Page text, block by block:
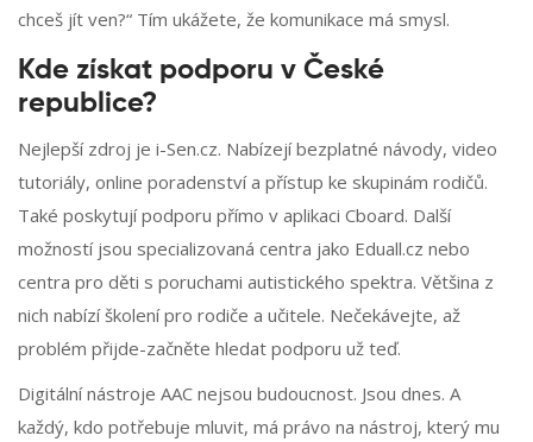
chceš jít ven?“ Tím ukážete, že komunikace má smysl.
Kde získat podporu v České
republice?
Nejlepší zdroj je i-Sen.cz. Nabízejí bezplatné návody, video
tutoriály, online poradenství a přístup ke skupinám rodičů.
Také poskytují podporu přímo v aplikaci Cboard. Další
možností jsou specializovaná centra jako Eduall.cz nebo
centra pro děti s poruchami autistického spektra. Většina z
nich nabízí školení pro rodiče a učitele. Nečekávejte, až
problém přijde-začněte hledat podporu už teď.
Digitální nástroje AAC nejsou budoucnost. Jsou dnes. A
každý, kdo potřebuje mluvit, má právo na nástroj, který mu